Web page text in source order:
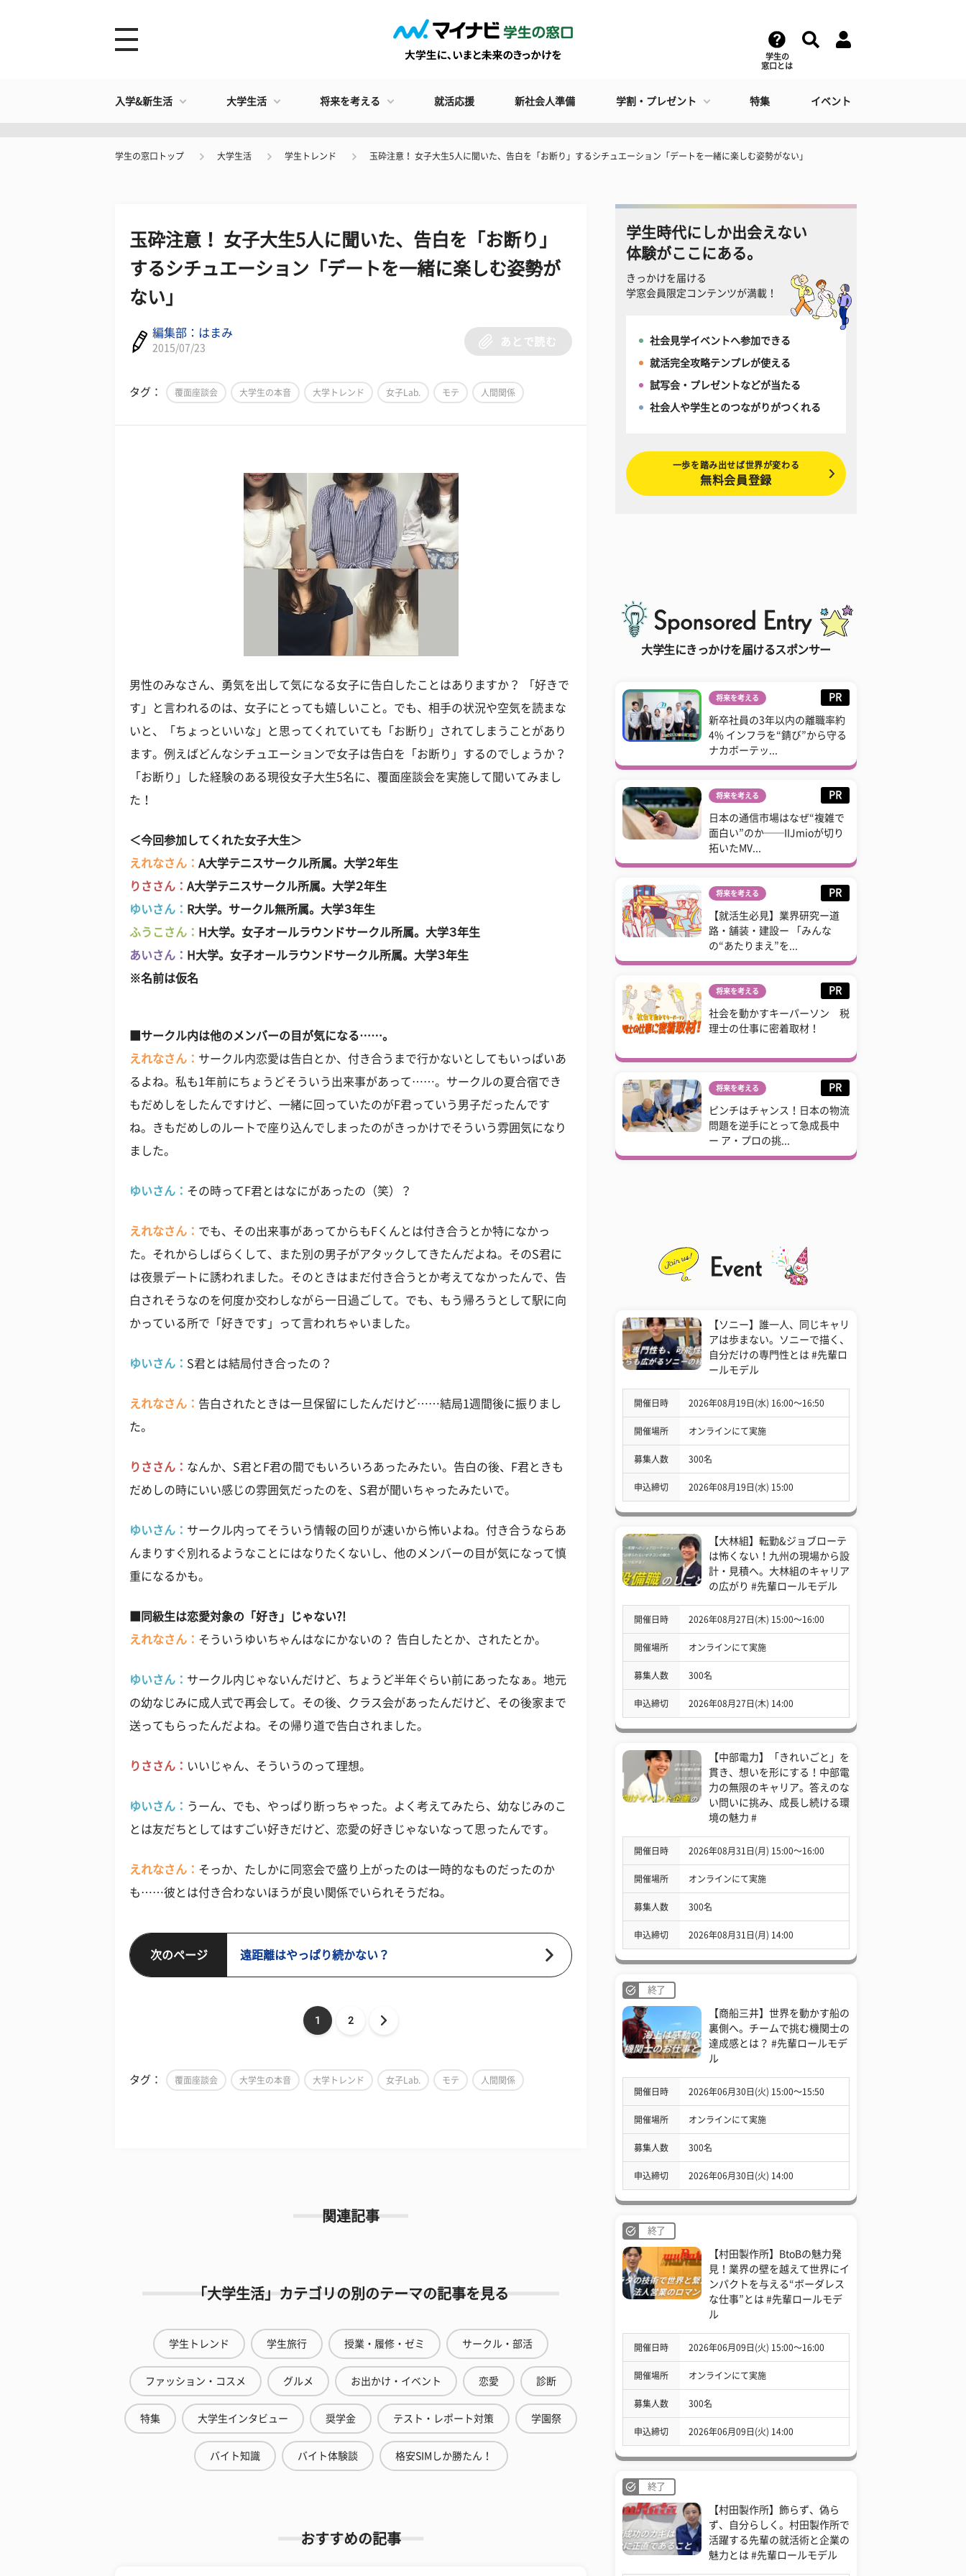
学生の
窓口とは
入学&新生活 大学生活 将来を考える 就活応援 新社会人準備 学割・プレゼント 特集 イベント
学生の窓口トップ 大学生活 学生トレンド 玉砕注意！ 女子大生5人に聞いた、告白を「お断り」するシチュエーション「デートを一緒に楽しむ姿勢がない」
玉砕注意！ 女子大生5人に聞いた、告白を「お断り」
するシチュエーション「デートを一緒に楽しむ姿勢が
ない」
編集部：はまみ
2015/07/23
あとで読む
タグ： 覆面座談会 大学生の本音 大学トレンド 女子Lab. モテ 人間関係
男性のみなさん、勇気を出して気になる女子に告白したことはありますか？ 「好きで
す」と言われるのは、女子にとっても嬉しいこと。でも、相手の状況や空気を読まな
いと、「ちょっといいな」と思ってくれていても「お断り」されてしまうことがあり
ます。例えばどんなシチュエーションで女子は告白を「お断り」するのでしょうか？
「お断り」した経験のある現役女子大生5名に、覆面座談会を実施して聞いてみまし
た！
＜今回参加してくれた女子大生＞
えれなさん： A大学テニスサークル所属。大学２年生
りささん： A大学テニスサークル所属。大学２年生
ゆいさん： R大学。サークル無所属。大学３年生
ふうこさん： H大学。女子オールラウンドサークル所属。大学３年生
あいさん： H大学。女子オールラウンドサークル所属。大学３年生
※名前は仮名
■サークル内は他のメンバーの目が気になる……。
えれなさん： サークル内恋愛は告白とか、付き合うまで行かないとしてもいっぱいあ
るよね。私も1年前にちょうどそういう出来事があって……。サークルの夏合宿でき
もだめしをしたんですけど、一緒に回っていたのがF君っていう男子だったんです
ね。きもだめしのルートで座り込んでしまったのがきっかけでそういう雰囲気になり
ました。
ゆいさん： その時ってF君とはなにがあったの（笑）？
えれなさん： でも、その出来事があってからもFくんとは付き合うとか特になかっ
た。それからしばらくして、また別の男子がアタックしてきたんだよね。そのS君に
は夜景デートに誘われました。そのときはまだ付き合うとか考えてなかったんで、告
白されそうなのを何度か交わしながら一日過ごして。でも、もう帰ろうとして駅に向
かっている所で「好きです」って言われちゃいました。
ゆいさん： S君とは結局付き合ったの？
えれなさん： 告白されたときは一旦保留にしたんだけど……結局1週間後に振りまし
た。
りささん： なんか、S君とF君の間でもいろいろあったみたい。告白の後、F君ときも
だめしの時にいい感じの雰囲気だったのを、S君が聞いちゃったみたいで。
ゆいさん： サークル内ってそういう情報の回りが速いから怖いよね。付き合うならあ
んまりすぐ別れるようなことにはなりたくないし、他のメンバーの目が気になって慎
重になるかも。
■同級生は恋愛対象の「好き」じゃない?!
えれなさん： そういうゆいちゃんはなにかないの？ 告白したとか、されたとか。
ゆいさん： サークル内じゃないんだけど、ちょうど半年ぐらい前にあったなぁ。地元
の幼なじみに成人式で再会して。その後、クラス会があったんだけど、その後家まで
送ってもらったんだよね。その帰り道で告白されました。
りささん： いいじゃん、そういうのって理想。
ゆいさん： うーん、でも、やっぱり断っちゃった。よく考えてみたら、幼なじみのこ
とは友だちとしてはすごい好きだけど、恋愛の好きじゃないなって思ったんです。
えれなさん： そっか、たしかに同窓会で盛り上がったのは一時的なものだったのか
も……彼とは付き合わないほうが良い関係でいられそうだね。
次のページ 遠距離はやっぱり続かない？
1 2
タグ： 覆面座談会 大学生の本音 大学トレンド 女子Lab. モテ 人間関係
関連記事
「大学生活」カテゴリの別のテーマの記事を見る
学生トレンド 学生旅行 授業・履修・ゼミ サークル・部活
ファッション・コスメ グルメ お出かけ・イベント 恋愛 診断
特集 大学生インタビュー 奨学金 テスト・レポート対策 学園祭
バイト知識 バイト体験談 格安SIMしか勝たん！
おすすめの記事
学生時代にしか出会えない
体験がここにある。
きっかけを届ける
学窓会員限定コンテンツが満載！
社会見学イベントへ参加できる
就活完全攻略テンプレが使える
試写会・プレゼントなどが当たる
社会人や学生とのつながりがつくれる
一歩を踏み出せば世界が変わる
無料会員登録
大学生にきっかけを届けるスポンサー
将来を考える PR
新卒社員の3年以内の離職率約
4% インフラを“錆び”から守る
ナカボーテッ...
将来を考える PR
日本の通信市場はなぜ“複雑で
面白い”のか──IIJmioが切り
拓いたMV...
将来を考える PR
【就活生必見】業界研究ー道
路・舗装・建設ー 「みんな
の“あたりまえ”を...
将来を考える PR
社会を動かすキーパーソン 税
理士の仕事に密着取材！
将来を考える PR
ピンチはチャンス！日本の物流
問題を逆手にとって急成長中
ー ア・プロの挑...
【ソニー】誰一人、同じキャリ
アは歩まない。ソニーで描く、
自分だけの専門性とは #先輩ロ
ールモデル
開催日時 2026年08月19日(水) 16:00〜16:50
開催場所 オンラインにて実施
募集人数 300名
申込締切 2026年08月19日(水) 15:00
【大林組】転勤&ジョブローテ
は怖くない！九州の現場から設
計・見積へ。大林組のキャリア
の広がり #先輩ロールモデル
開催日時 2026年08月27日(木) 15:00〜16:00
開催場所 オンラインにて実施
募集人数 300名
申込締切 2026年08月27日(木) 14:00
【中部電力】「きれいごと」を
貫き、想いを形にする！中部電
力の無限のキャリア。答えのな
い問いに挑み、成長し続ける環
境の魅力 #
開催日時 2026年08月31日(月) 15:00〜16:00
開催場所 オンラインにて実施
募集人数 300名
申込締切 2026年08月31日(月) 14:00
終了
【商船三井】世界を動かす船の
裏側へ。チームで挑む機関士の
達成感とは？ #先輩ロールモデ
ル
開催日時 2026年06月30日(火) 15:00〜15:50
開催場所 オンラインにて実施
募集人数 300名
申込締切 2026年06月30日(火) 14:00
終了
【村田製作所】BtoBの魅力発
見！業界の壁を越えて世界にイ
ンパクトを与える“ボーダレス
な仕事”とは #先輩ロールモデ
ル
開催日時 2026年06月09日(火) 15:00〜16:00
開催場所 オンラインにて実施
募集人数 300名
申込締切 2026年06月09日(火) 14:00
終了
【村田製作所】飾らず、偽ら
ず、自分らしく。村田製作所で
活躍する先輩の就活術と企業の
魅力とは #先輩ロールモデル